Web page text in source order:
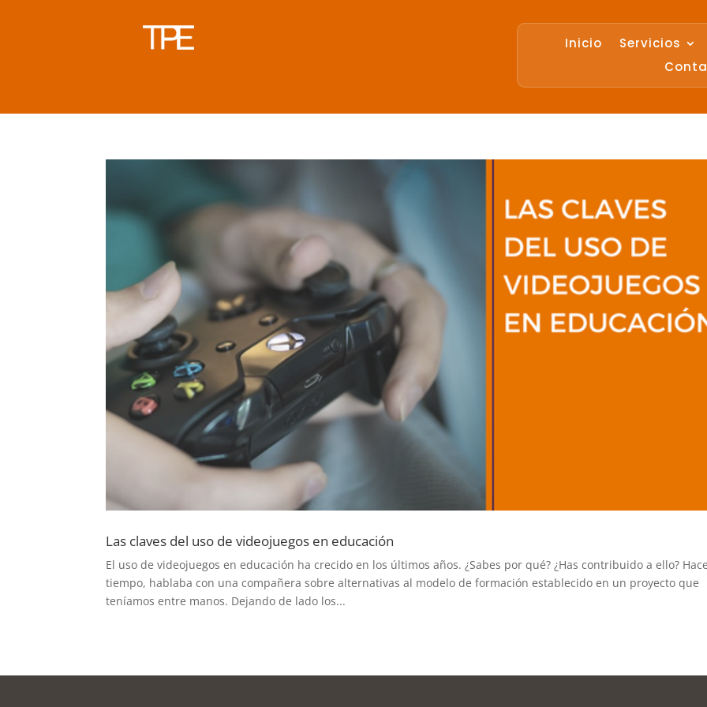
Inicio
Servicios
Las claves del uso de videojuegos en educación
El uso de videojuegos en educación ha crecido en los últimos años. ¿Sabes por qué? ¿Has contribuido a ello?
tiempo, hablaba con una compañera sobre alternativas al modelo de formación establecido en un proyecto que
teníamos entre manos. Dejando de lado los...